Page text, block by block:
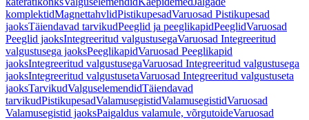
komplektidMagnettahvlidPistikupesadVaruosad Pistikupesad
jaoksTäiendavad tarvikudPeeglid ja peeglikapidPeeglidVaruosad
Peeglid jaoksIntegreeritud valgustusegaVaruosad Integreeritud
valgustusega jaoksPeeglikapidVaruosad Peeglikapid
jaoksIntegreeritud valgustusegaVaruosad Integreeritud valgustusega
jaoksIntegreeritud valgustusetaVaruosad Integreeritud valgustuseta
jaoksTarvikudValguselemendidTäiendavad
tarvikudPistikupesadValamusegistidValamusegistidVaruosad
Valamusegistid jaoksPaigaldus valamule, võrgutoideVaruosad